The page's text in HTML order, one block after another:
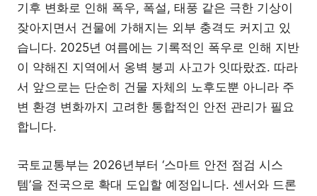
기후 변화로 인해 폭우, 폭설, 태풍 같은 극한 기상이
잦아지면서 건물에 가해지는 외부 충격도 커지고 있
습니다. 2025년 여름에는 기록적인 폭우로 인해 지반
이 약해진 지역에서 옹벽 붕괴 사고가 잇따랐죠. 따라
서 앞으로는 단순히 건물 자체의 노후도뿐 아니라 주
변 환경 변화까지 고려한 통합적인 안전 관리가 필요
합니다.
국토교통부는 2026년부터 ‘스마트 안전 점검 시스
템’을 전국으로 확대 도입할 예정입니다. 센서와 드론